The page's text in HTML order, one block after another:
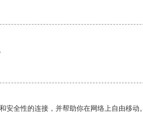
全性的连接，并帮助你在网络上自由移动。